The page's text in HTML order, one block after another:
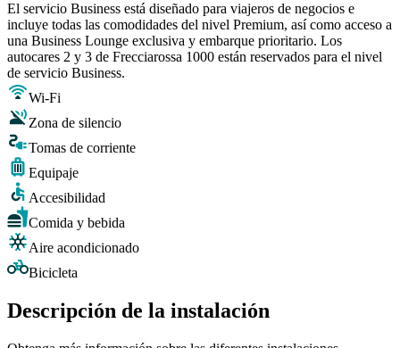
El servicio Business está diseñado para viajeros de negocios e
incluye todas las comodidades del nivel Premium, así como acceso a
una Business Lounge exclusiva y embarque prioritario. Los
autocares 2 y 3 de Frecciarossa 1000 están reservados para el nivel
de servicio Business.
Wi-Fi
Zona de silencio
Tomas de corriente
Equipaje
Accesibilidad
Comida y bebida
Aire acondicionado
Bicicleta
Descripción de la instalación